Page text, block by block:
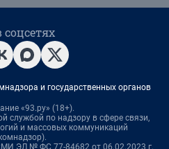
и государственных органов
«93.ру» (18+).
службой по надзору в сфере связи,
и массовых коммуникаций
ЭЛ № ФС 77-84682 от 06.02.2023 г.